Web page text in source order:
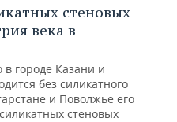
стеновых
века в
в городе Казани и
без силикатного
и Поволжье его
стеновых